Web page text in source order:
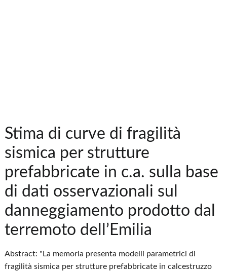
Stima di curve di fragilità
sismica per strutture
prefabbricate in c.a. sulla base
di dati osservazionali sul
danneggiamento prodotto dal
terremoto dell’Emilia
Abstract: "La memoria presenta modelli parametrici di
fragilità sismica per strutture prefabbricate in calcestruzzo